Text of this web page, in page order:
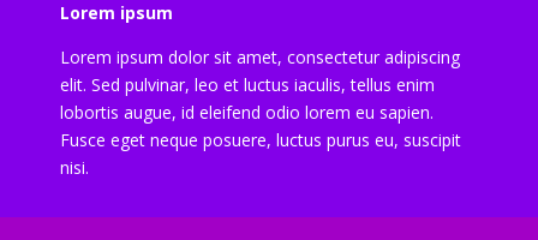
Lorem ipsum
Lorem ipsum dolor sit amet, consectetur adipiscing
elit. Sed pulvinar, leo et luctus iaculis, tellus enim
lobortis augue, id eleifend odio lorem eu sapien.
Fusce eget neque posuere, luctus purus eu, suscipit
nisi.